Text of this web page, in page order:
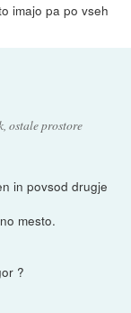
imajo pa po vseh
ostale prostore
in povsod drugje
mesto.
?